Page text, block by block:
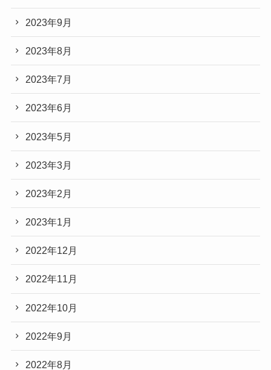
2023年9月
2023年8月
2023年7月
2023年6月
2023年5月
2023年3月
2023年2月
2023年1月
2022年12月
2022年11月
2022年10月
2022年9月
2022年8月